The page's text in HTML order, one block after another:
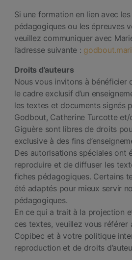
Si une formation en lien avec
pédagogiques ou les épreuves
veuillez communiquer avec
l’adresse suivante :
Droits d’auteurs
Nous vous invitons à bénéficier
le cadre exclusif d’un
les textes et documents signés
Godbout, Catherine Turcotte
Giguère sont libres de droits
exclusive à des fins
Des autorisations spéciales ont
reproduire et de diffuser les
fiches pédagogiques. Certains
été adaptés pour mieux servir
pédagogiques.
En ce qui a trait à la projection
ces textes, veuillez vous référer
Copibec et à votre politique
reproduction et de droits